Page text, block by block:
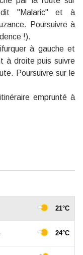
dit "Malaric" et à
Poursuivre à
!).
à gauche et
à droite puis suivre
Poursuivre sur le
emprunté à